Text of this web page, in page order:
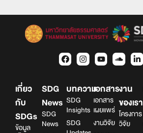
เกี่ยว
กับ
SDGs
ข้อมูล
SDG
News
SDG
News
บทความ
SDG
Insights
SDG
เอกสาร
เอกสาร
เผยแพร่
งานวิจัย
งาน
ของเรา
โครงการ
วิจัย